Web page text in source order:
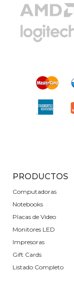
PRODUCTOS
Computadoras
Notebooks
Placas de Video
Monitores LED
Impresoras
Gift Cards
Listado Completo